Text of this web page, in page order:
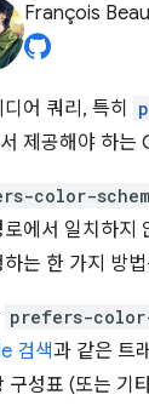
François
어 쿼리, 특히
제공해야 하는
color-
로에서 일치하지
는 한 가지 방
prefers-color-
검색과 같은 트
구성표 (또는 기